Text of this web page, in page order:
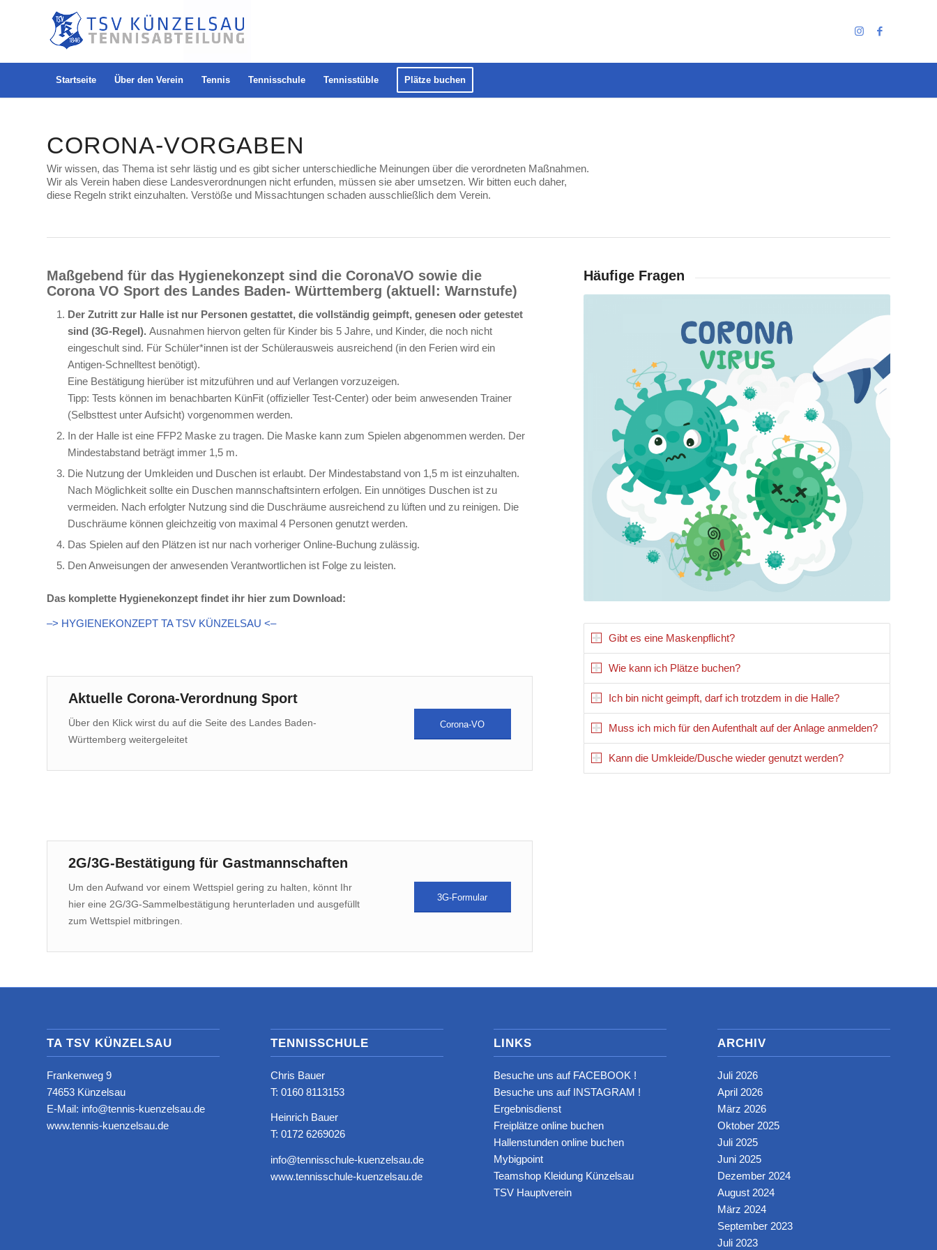
Startseite Über den Verein Tennis Tennisschule Tennisstüble Plätze buchen
CORONA-VORGABEN
Wir wissen, das Thema ist sehr lästig und es gibt sicher unterschiedliche Meinungen über die verordneten Maßnahmen.
Wir als Verein haben diese Landesverordnungen nicht erfunden, müssen sie aber umsetzen. Wir bitten euch daher,
diese Regeln strikt einzuhalten. Verstöße und Missachtungen schaden ausschließlich dem Verein.
Maßgebend für das Hygienekonzept sind die CoronaVO sowie die
Corona VO Sport des Landes Baden- Württemberg (aktuell: Warnstufe)
Der Zutritt zur Halle ist nur Personen gestattet, die vollständig geimpft, genesen oder getestet
sind (3G-Regel). Ausnahmen hiervon gelten für Kinder bis 5 Jahre, und Kinder, die noch nicht
eingeschult sind. Für Schüler*innen ist der Schülerausweis ausreichend (in den Ferien wird ein
Antigen-Schnelltest benötigt).
Eine Bestätigung hierüber ist mitzuführen und auf Verlangen vorzuzeigen.
Tipp: Tests können im benachbarten KünFit (offizieller Test-Center) oder beim anwesenden Trainer
(Selbsttest unter Aufsicht) vorgenommen werden.
In der Halle ist eine FFP2 Maske zu tragen. Die Maske kann zum Spielen abgenommen werden. Der
Mindestabstand beträgt immer 1,5 m.
Die Nutzung der Umkleiden und Duschen ist erlaubt. Der Mindestabstand von 1,5 m ist einzuhalten.
Nach Möglichkeit sollte ein Duschen mannschaftsintern erfolgen. Ein unnötiges Duschen ist zu
vermeiden. Nach erfolgter Nutzung sind die Duschräume ausreichend zu lüften und zu reinigen. Die
Duschräume können gleichzeitig von maximal 4 Personen genutzt werden.
Das Spielen auf den Plätzen ist nur nach vorheriger Online-Buchung zulässig.
Den Anweisungen der anwesenden Verantwortlichen ist Folge zu leisten.
Das komplette Hygienekonzept findet ihr hier zum Download:
–> HYGIENEKONZEPT TA TSV KÜNZELSAU <–
Aktuelle Corona-Verordnung Sport
Über den Klick wirst du auf die Seite des Landes Baden-
Württemberg weitergeleitet
Corona-VO
2G/3G-Bestätigung für Gastmannschaften
Um den Aufwand vor einem Wettspiel gering zu halten, könnt Ihr
hier eine 2G/3G-Sammelbestätigung herunterladen und ausgefüllt
zum Wettspiel mitbringen.
3G-Formular
Häufige Fragen
Gibt es eine Maskenpflicht?
Wie kann ich Plätze buchen?
Ich bin nicht geimpft, darf ich trotzdem in die Halle?
Muss ich mich für den Aufenthalt auf der Anlage anmelden?
Kann die Umkleide/Dusche wieder genutzt werden?
TA TSV KÜNZELSAU
Frankenweg 9
74653 Künzelsau
E-Mail: info@tennis-kuenzelsau.de
www.tennis-kuenzelsau.de
TENNISSCHULE
Chris Bauer
T: ‭0160 8113153‬
Heinrich Bauer
T: 0172 6269026
info@tennisschule-kuenzelsau.de
www.tennisschule-kuenzelsau.de
LINKS
Besuche uns auf FACEBOOK !
Besuche uns auf INSTAGRAM !
Ergebnisdienst
Freiplätze online buchen
Hallenstunden online buchen
Mybigpoint
Teamshop Kleidung Künzelsau
TSV Hauptverein
ARCHIV
Juli 2026
April 2026
März 2026
Oktober 2025
Juli 2025
Juni 2025
Dezember 2024
August 2024
März 2024
September 2023
Juli 2023